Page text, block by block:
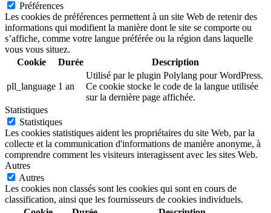
Préférences
Les cookies de préférences permettent à un site Web de retenir des
informations qui modifient la manière dont le site se comporte ou
s’affiche, comme votre langue préférée ou la région dans laquelle
vous vous situez.
Cookie
Durée Description
pll_language 1 an
Utilisé par le plugin Polylang pour WordPress.
Ce cookie stocke le code de la langue utilisée
sur la dernière page affichée.
Statistiques
Statistiques
Les cookies statistiques aident les propriétaires du site Web, par la
collecte et la communication d'informations de manière anonyme, à
comprendre comment les visiteurs interagissent avec les sites Web.
Autres
Autres
Les cookies non classés sont les cookies qui sont en cours de
classification, ainsi que les fournisseurs de cookies individuels.